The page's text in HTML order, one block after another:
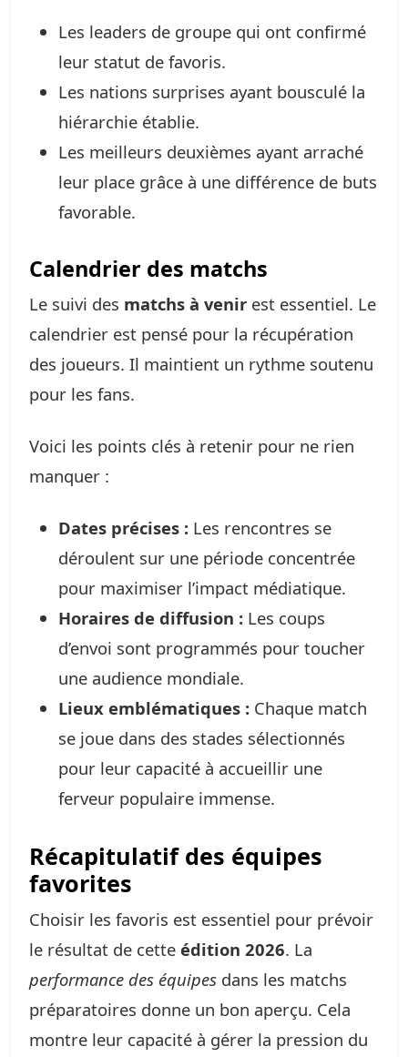
Les leaders de groupe qui ont confirmé
leur statut de favoris.
Les nations surprises ayant bousculé la
hiérarchie établie.
Les meilleurs deuxièmes ayant arraché
leur place grâce à une différence de buts
favorable.
Calendrier des matchs
Le suivi des matchs à venir est essentiel. Le
calendrier est pensé pour la récupération
des joueurs. Il maintient un rythme soutenu
pour les fans.
Voici les points clés à retenir pour ne rien
manquer :
Dates précises : Les rencontres se
déroulent sur une période concentrée
pour maximiser l’impact médiatique.
Horaires de diffusion : Les coups
d’envoi sont programmés pour toucher
une audience mondiale.
Lieux emblématiques : Chaque match
se joue dans des stades sélectionnés
pour leur capacité à accueillir une
ferveur populaire immense.
Récapitulatif des équipes
favorites
Choisir les favoris est essentiel pour prévoir
le résultat de cette édition 2026. La
performance des équipes dans les matchs
préparatoires donne un bon aperçu. Cela
montre leur capacité à gérer la pression du